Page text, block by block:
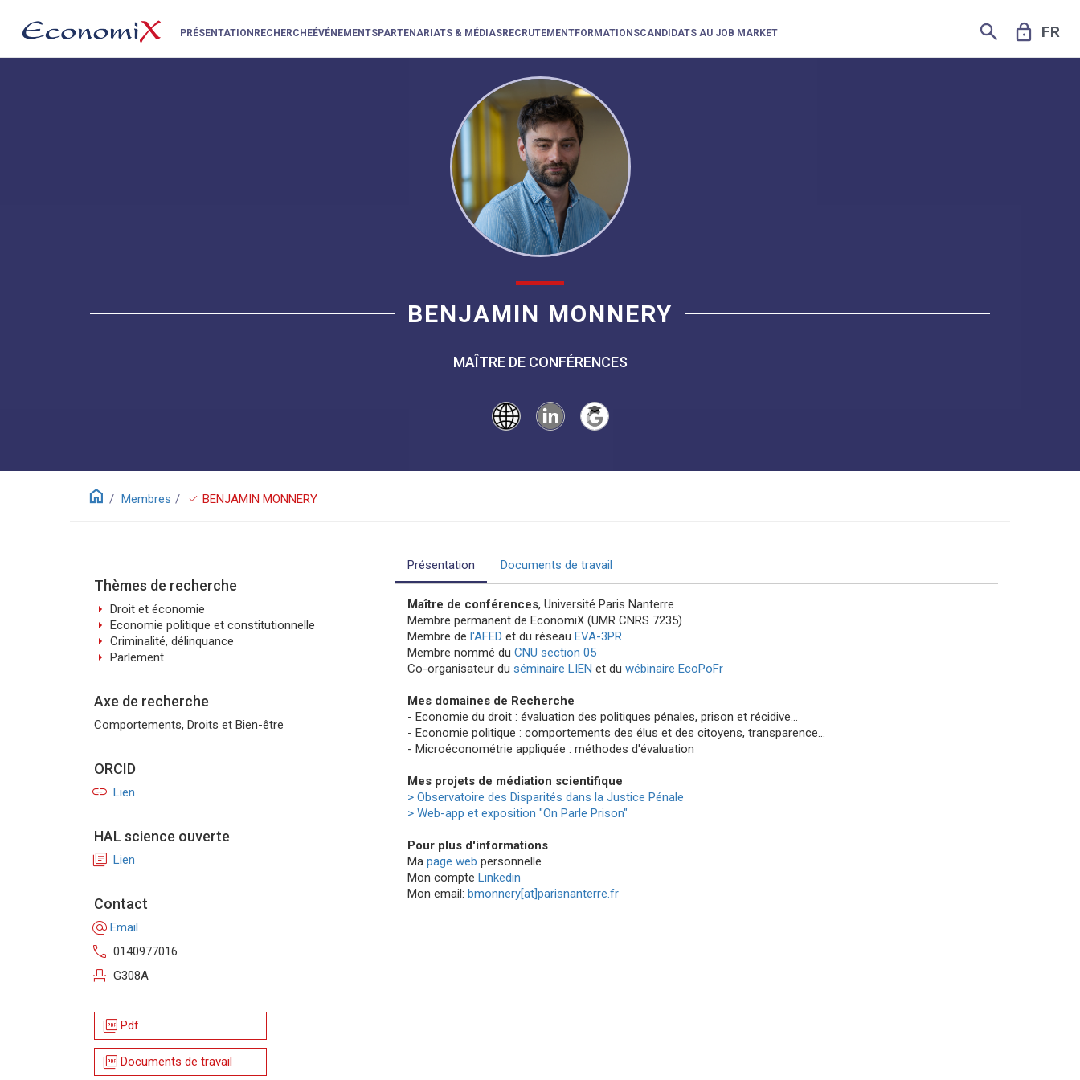
PRÉSENTATIONRECHERCHEÉVÉNEMENTSPARTENARIATS & MÉDIASRECRUTEMENTFORMATIONSCANDIDATS AU JOB MARKET SEARCH LOCK FR
BENJAMIN MONNERY
MAÎTRE DE CONFÉRENCES
home Membres check BENJAMIN MONNERY
Thèmes de recherche
arrow_right Droit et économie
arrow_right Economie politique et constitutionnelle
arrow_right Criminalité, délinquance
arrow_right Parlement
Axe de recherche
Comportements, Droits et Bien-être
ORCID
link Lien
HAL science ouverte
library_books Lien
Contact
alternate_email Email
call 0140977016
event_seat G308A
picture_as_pdf Pdf
picture_as_pdf Documents de travail
Présentation Documents de travail
Maître de conférences, Université Paris Nanterre
Membre permanent de EconomiX (UMR CNRS 7235)
Membre de l'AFED et du réseau EVA-3PR
Membre nommé du CNU section 05
Co-organisateur du séminaire LIEN et du wébinaire EcoPoFr
Mes domaines de Recherche
- Economie du droit : évaluation des politiques pénales, prison et récidive...
- Economie politique : comportements des élus et des citoyens, transparence...
- Microéconométrie appliquée : méthodes d'évaluation
Mes projets de médiation scientifique
> Observatoire des Disparités dans la Justice Pénale
> Web-app et exposition "On Parle Prison"
Pour plus d'informations
Ma page web personnelle
Mon compte Linkedin
Mon email: bmonnery[at]parisnanterre.fr